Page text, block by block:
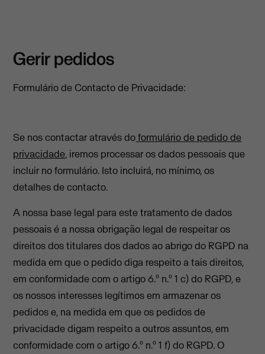
Gerir pedidos
Formulário de Contacto de Privacidade:
Se nos contactar através doformulário de pedido de
privacidade, iremos processar os dados pessoais que
incluir no formulário. Isto incluirá, no mínimo, os
detalhes de contacto.
A nossa base legal para este tratamento de dados
pessoais é a nossa obrigação legal de respeitar os
direitos dos titulares dos dados ao abrigo do RGPD na
medida em que o pedido diga respeito a tais direitos,
em conformidade com o artigo 6.º n.º 1 c) do RGPD, e
os nossos interesses legítimos em armazenar os
pedidos e, na medida em que os pedidos de
privacidade digam respeito a outros assuntos, em
conformidade com o artigo 6.º n.º 1 f) do RGPD. O